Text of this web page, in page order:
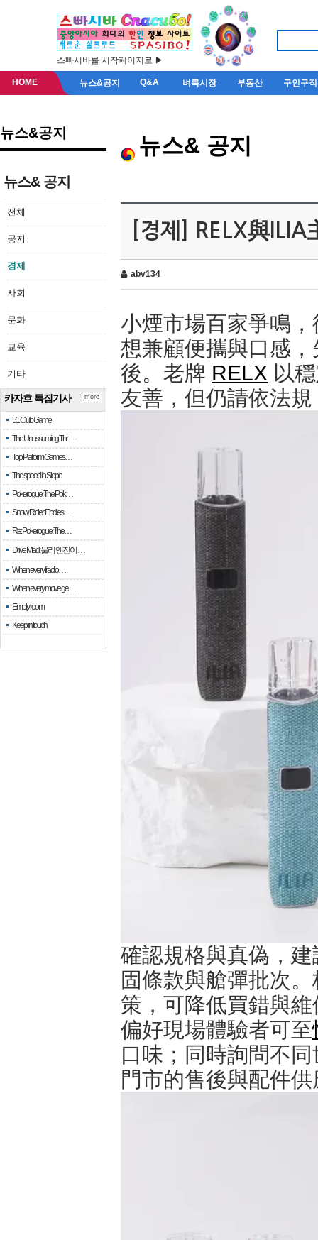
스빠시바를 시작페이지로 ▶
HOME 뉴스&공지 Q&A 벼룩시장 부동산 구인구직
뉴스&공지
뉴스& 공지
전체
공지
경제
사회
문화
교육
기타
카자흐 특집기사
51 Club Game
The Unassuming Thr…
Top Platform Games…
The speed in Slope
Pokerogue: The Pok…
Snow Rider: Endles…
Re: Pokerogue: The…
Drive Mad: 물리 엔진이 …
When every fractio…
When every move ge…
Empty room
Keep in touch
more
뉴스& 공지
[경제] RELX與
abv134
小煙市場百家爭鳴
想兼顧便攜與口感
後。老牌 RELX 以
友善，但仍請依法
確認規格與真偽，
固條款與艙彈批次
策，可降低買錯與
偏好現場體驗者可至
口味；同時詢問不
門市的售後與配件